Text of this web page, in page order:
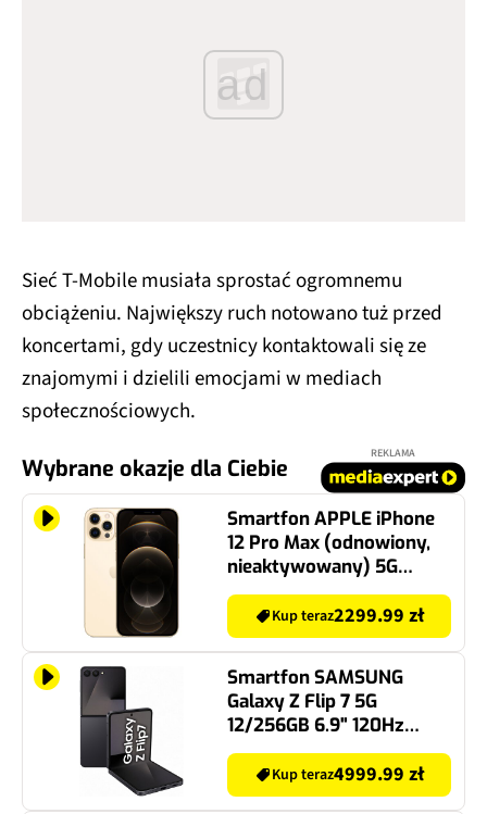
ad
Sieć T-Mobile musiała sprostać ogromnemu
obciążeniu. Największy ruch notowano tuż przed
koncertami, gdy uczestnicy kontaktowali się ze
znajomymi i dzielili emocjami w mediach
społecznościowych.
Wybrane okazje dla Ciebie
REKLAMA
Smartfon APPLE iPhone
12 Pro Max (odnowiony,
nieaktywowany) 5G
128GB 6.7" Złoty (CPO)
Kup teraz2299.99 zł
Smartfon SAMSUNG
Galaxy Z Flip 7 5G
12/256GB 6.9" 120Hz
Czarny SM-F766
Kup teraz4999.99 zł